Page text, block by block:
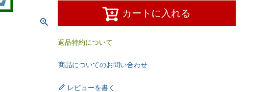
カートに入れる
返品特約について
商品についてのお問い合わせ
レビューを書く